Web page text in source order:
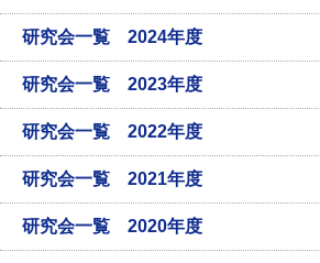
研究会一覧 2024年度
研究会一覧 2023年度
研究会一覧 2022年度
研究会一覧 2021年度
研究会一覧 2020年度